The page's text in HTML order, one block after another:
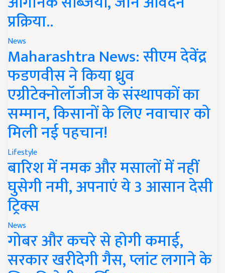
प्रक्रिया..
News
Maharashtra News: सीएम देवेंद्र
फडणवीस ने किया ध्रुव
एग्रीटेक्नोलॉजीज के संस्थापकों का
सम्मान, किसानों के लिए नवाचार को
मिली नई पहचान!
Lifestyle
बारिश में नमक और मसालों में नहीं
घुसेगी नमी, अपनाएं ये 3 आसान देसी
ट्रिक्स
News
गोबर और कचरे से होगी कमाई,
सरकार खरीदेगी गैस, प्लांट लगाने के